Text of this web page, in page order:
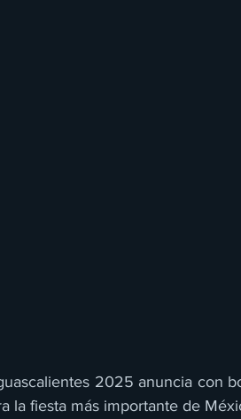
2025 anuncia con
la fiesta más importante de